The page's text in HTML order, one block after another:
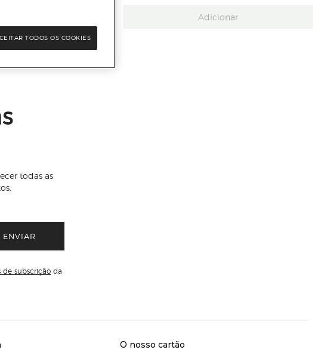
Adicionar
todas as
ENVIAR
subscrição da
O nosso cartão
TODOS OS COOKIES